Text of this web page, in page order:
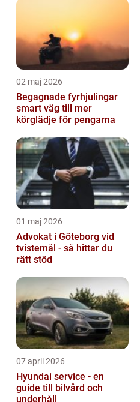
02 maj 2026
Begagnade fyrhjulingar
smart väg till mer
körglädje för pengarna
01 maj 2026
Advokat i Göteborg vid
tvistemål - så hittar du
rätt stöd
07 april 2026
Hyundai service - en
guide till bilvård och
underhåll